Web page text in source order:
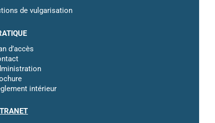
de vulgarisation
d’accès
intérieur